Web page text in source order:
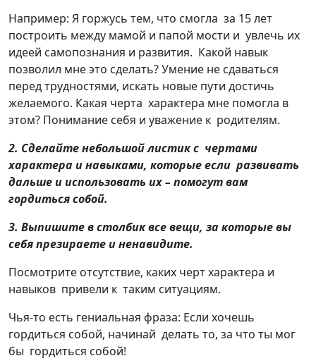
Например: Я горжусь тем, что смогла за 15 лет
построить между мамой и папой мости и увлечь их
идеей самопознания и развития. Какой навык
позволил мне это сделать? Умение не сдаваться
перед трудностями, искать новые пути достичь
желаемого. Какая черта характера мне помогла в
этом? Понимание себя и уважение к родителям.
2. Сделайте небольшой листик с чертами
характера и навыками, которые если развивать
дальше и использовать их – помогут вам
гордиться собой.
3. Выпишите в столбик все вещи, за которые вы
себя презираете и ненавидите.
Посмотрите отсутствие, каких черт характера и
навыков привели к таким ситуациям.
Чья-то есть гениальная фраза: Если хочешь
гордиться собой, начинай делать то, за что ты мог
бы гордиться собой!